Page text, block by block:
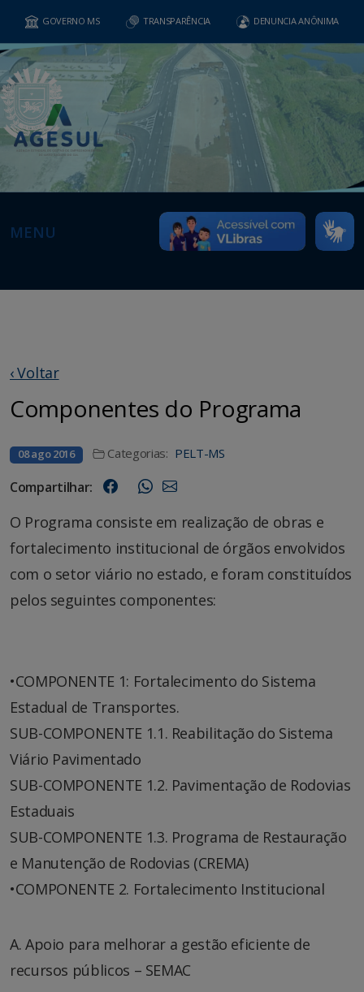
GOVERNO MS TRANSPARÊNCIA DENUNCIA ANÔNIMA
MENU
‹ Voltar
Componentes do Programa
08 ago 2016 Categorias: PELT-MS
Compartilhar:
O Programa consiste em realização de obras e
fortalecimento institucional de órgãos envolvidos
com o setor viário no estado, e foram constituídos
pelos seguintes componentes:
•COMPONENTE 1: Fortalecimento do Sistema
Estadual de Transportes.
SUB-COMPONENTE 1.1. Reabilitação do Sistema
Viário Pavimentado
SUB-COMPONENTE 1.2. Pavimentação de Rodovias
Estaduais
SUB-COMPONENTE 1.3. Programa de Restauração
e Manutenção de Rodovias (CREMA)
•COMPONENTE 2. Fortalecimento Institucional
A. Apoio para melhorar a gestão eficiente de
recursos públicos – SEMAC